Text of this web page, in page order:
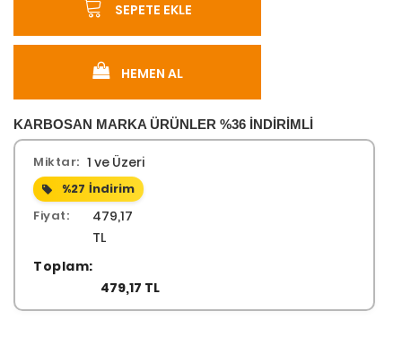
SEPETE EKLE
HEMEN AL
KARBOSAN MARKA ÜRÜNLER %36 İNDİRİMLİ
Miktar: 1 ve Üzeri
%27 İndirim
Fiyat:
479,17
TL
Toplam:
479,17 TL